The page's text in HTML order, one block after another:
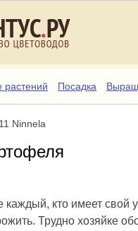
растений Посадка
Ninnela
кто имеет свой
Трудно хозяйке